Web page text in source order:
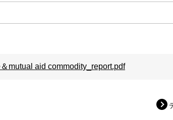
mutual aid commodity_report.pdf